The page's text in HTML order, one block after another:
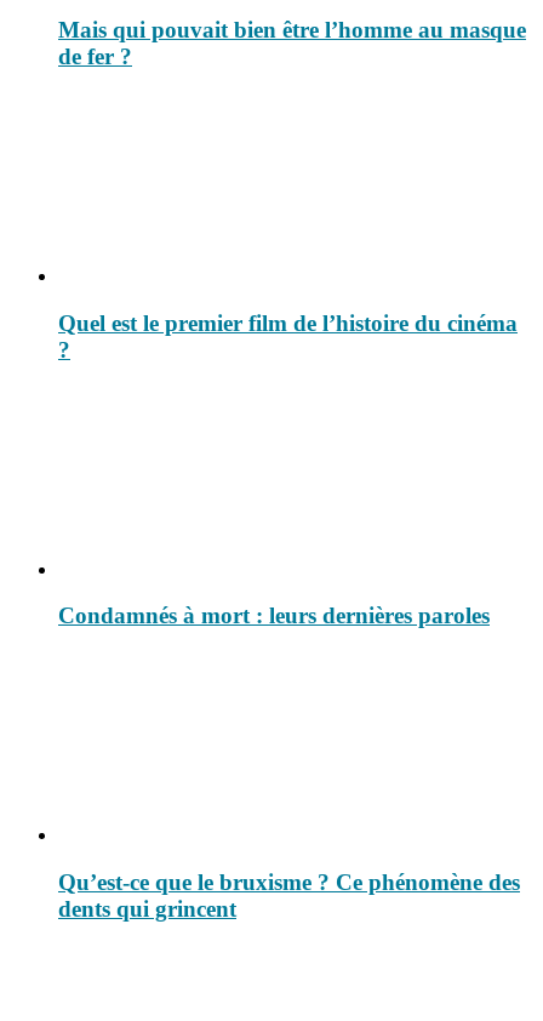
Mais qui pouvait bien être l’homme au masque
de fer ?
Quel est le premier film de l’histoire du cinéma
?
Condamnés à mort : leurs dernières paroles
Qu’est-ce que le bruxisme ? Ce phénomène des
dents qui grincent